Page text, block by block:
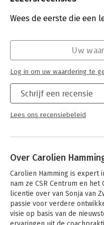
Uitgever:
Hoofdrubriek:
Wees de eerste die een
Schrijf een recensie
Lees ons recensiebeleid
Uw
Log in om uw waardering te
Over Carolien
Carolien Hamming is expert
nam ze CSR Centrum en
licentie over van Sonja van
passie voor verdere
visie op basis van de